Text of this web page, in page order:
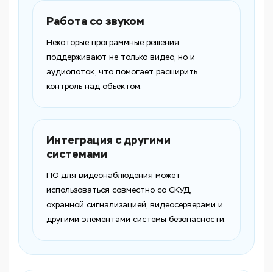
Работа со звуком
Некоторые программные решения
поддерживают не только видео, но и
аудиопоток, что помогает расширить
контроль над объектом.
Интеграция с другими
системами
ПО для видеонаблюдения может
использоваться совместно со СКУД,
охранной сигнализацией, видеосерверами и
другими элементами системы безопасности.